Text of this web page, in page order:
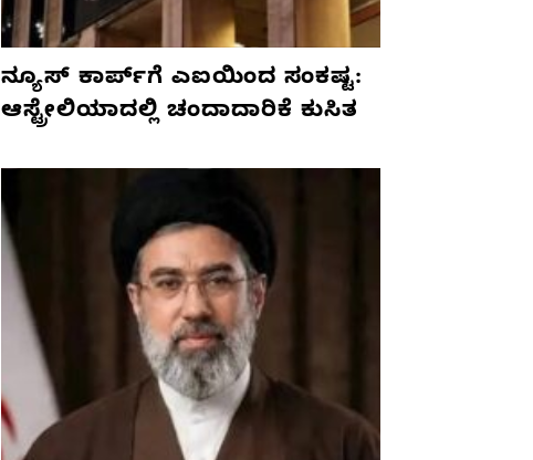
ನ್ಯೂಸ್ ಕಾರ್ಪ್‌ಗೆ ಎಐಯಿಂದ ಸಂಕಷ್ಟ:
ಆಸ್ಟ್ರೇಲಿಯಾದಲ್ಲಿ ಚಂದಾದಾರಿಕೆ ಕುಸಿತ